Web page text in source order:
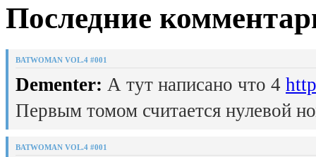
Последние
BATWOMAN VOL.4 #001
Dementer: А тут написано что 4
Первым томом считается нулевой
BATWOMAN VOL.4 #001